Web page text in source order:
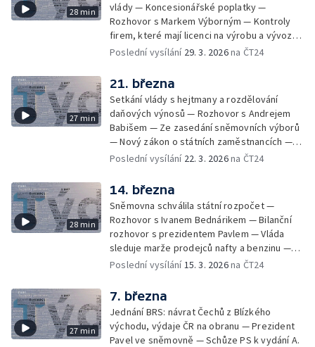
28 min
vlády — Koncesionářské poplatky —
Rozhovor s Markem Výborným — Kontroly
firem, které mají licenci na výrobu a vývoz
vojenského materiálu — Bezpečnost
slovenské vlády — Poslanci nezvolili
posledního místopředsedu sněmovny —
Návrh na uzákonění Dne české vlajky —
Vyšetřovací komise ke kauze Dozimetr —
Premiér navštívil Ministerstvo obrany
Poslední vysílání 29. 3. 2026na ČT24
27 min
21. března
Setkání vlády s hejtmany a rozdělování
daňových výnosů — Rozhovor s Andrejem
Babišem — Ze zasedání sněmovních výborů
— Nový zákon o státních zaměstnancích —
Kritika Hradu k obranným výdajům a účast
výborového týdne v Senátu
Poslední vysílání 22. 3. 2026na ČT24
28 min
14. března
Sněmovna schválila státní rozpočet —
Rozhovor s Ivanem Bednárikem — Bilanční
rozhovor s prezidentem Pavlem — Vláda
sleduje marže prodejců nafty a benzinu —
Návrh zrušení korespondenční volby —
Poslední vysílání15. 3. 2026na ČT24
27 min
7. března
Jednání BRS: návrat Čechů z Blízkého
východu, výdaje ČR na obranu — Prezident
Pavel ve sněmovně — Schůze PS k vydání A.